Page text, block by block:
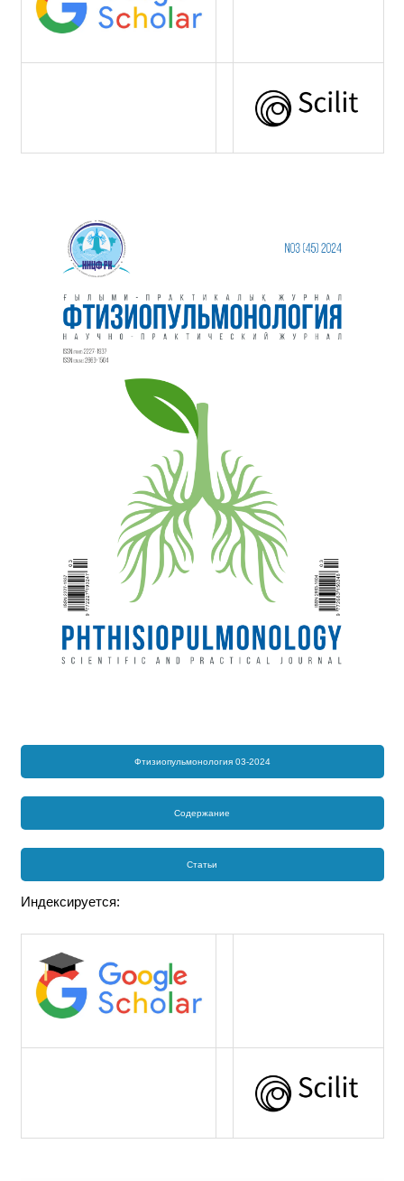
Фтизиопульмонология 03-2024
Содержание
Статьи
Индексируется: